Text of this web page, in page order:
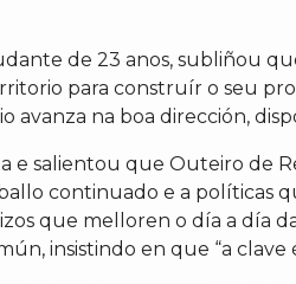
de 23 anos, subliñou
para construír o seu
na boa dirección,
e salientou que Outeiro
continuado e a políticas
que melloren o día a día
insistindo en que “a clave